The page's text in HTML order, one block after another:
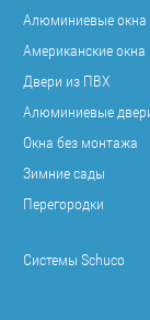
Алюминиевые окна
Американские окна
Двери из ПВХ
Алюминиевые
Окна без монтажа
Зимние сады
Перегородки
Системы Schuco